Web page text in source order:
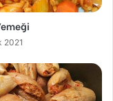
2021